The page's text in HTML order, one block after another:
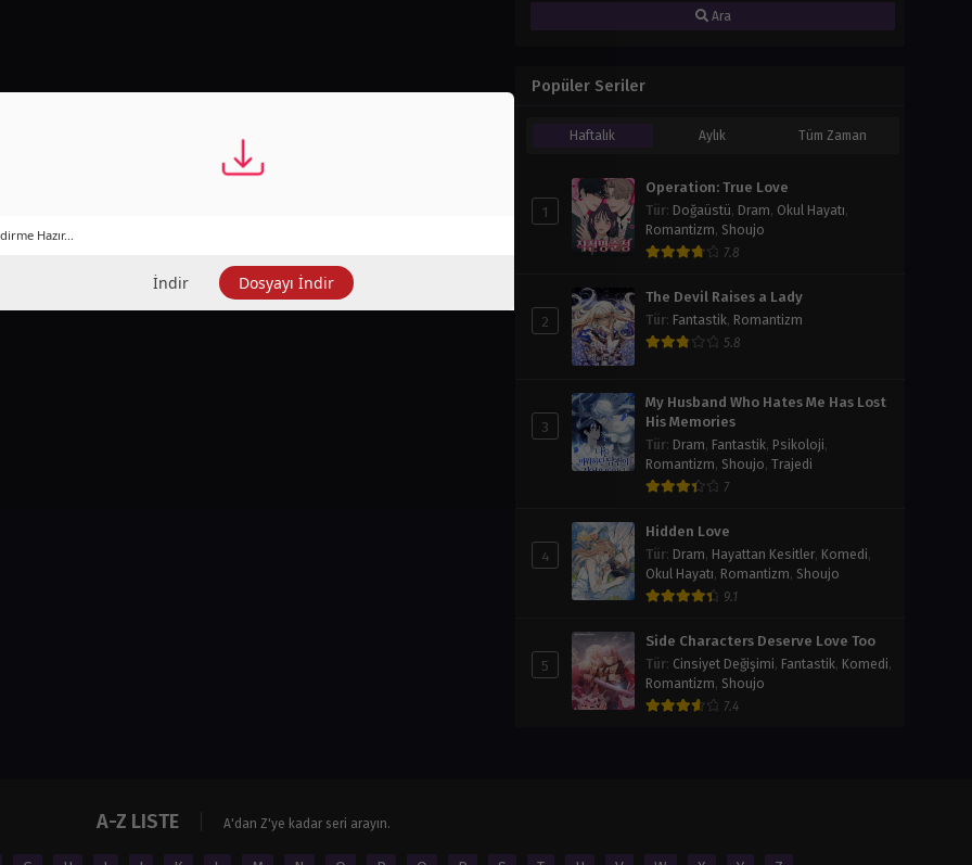
Ara
Popüler Seriler
Haftalık Aylık Tüm Zaman
1
Operation: True Love
Tür: Doğaüstü, Dram, Okul Hayatı,
Romantizm, Shoujo
7.8
2
The Devil Raises a Lady
Tür: Fantastik, Romantizm
5.8
3
My Husband Who Hates Me Has Lost
His Memories
Tür: Dram, Fantastik, Psikoloji,
Romantizm, Shoujo, Trajedi
7
4
Hidden Love
Tür: Dram, Hayattan Kesitler, Komedi,
Okul Hayatı, Romantizm, Shoujo
9.1
5
Side Characters Deserve Love Too
Tür: Cinsiyet Değişimi, Fantastik, Komedi,
Romantizm, Shoujo
7.4
A-Z LISTE A'dan Z'ye kadar seri arayın.
Hazır...
İndir Dosyayı İndir